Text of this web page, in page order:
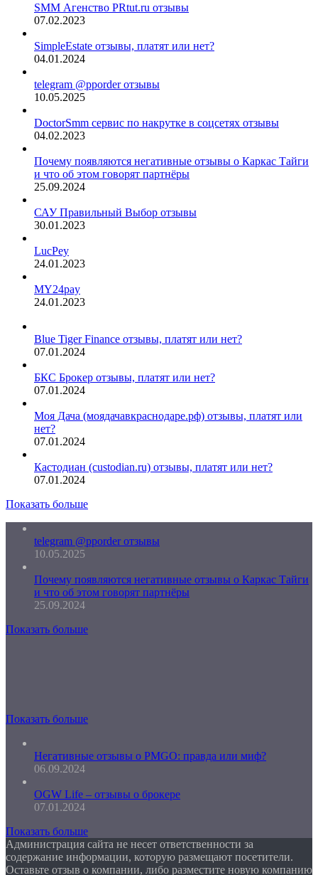
SMM Агенство PRtut.ru отзывы
07.02.2023
SimpleEstate отзывы, платят или нет?
04.01.2024
telegram @pporder отзывы
10.05.2025
DoctorSmm сервис по накрутке в соцсетях отзывы
04.02.2023
Почему появляются негативные отзывы о Каркас Тайги
и что об этом говорят партнёры
25.09.2024
САУ Правильный Выбор отзывы
30.01.2023
LucPey
24.01.2023
MY24pay
24.01.2023
Blue Tiger Finance отзывы, платят или нет?
07.01.2024
БКС Брокер отзывы, платят или нет?
07.01.2024
Моя Дача (моядачавкраснодаре.рф) отзывы, платят или
нет?
07.01.2024
Кастодиан (custodian.ru) отзывы, платят или нет?
07.01.2024
Показать больше
telegram @pporder отзывы
10.05.2025
Почему появляются негативные отзывы о Каркас Тайги
и что об этом говорят партнёры
25.09.2024
Показать больше
Показать больше
Негативные отзывы о PMGO: правда или миф?
06.09.2024
OGW Life – отзывы о брокере
07.01.2024
Показать больше
Администрация сайта не несет ответственности за
содержание информации, которую размещают посетители.
Оставьте отзыв о компании, либо разместите новую компанию